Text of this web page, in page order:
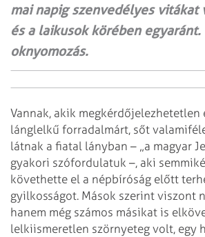
mai napig szenvedélyes vitákat
és a lai­kusok körében
oknyomozás.
Vannak, akik megkérdőjelezhetetlen
lánglelkű forradalmárt, sőt
látnak a fiatal lányban – „a magyar
gyakori szófordulatuk –, aki
követhette el a népbíróság előtt
gyilkosságot. Mások szerint viszont
hanem még számos másikat is
lelkiismeretlen szörnyeteg volt, egy